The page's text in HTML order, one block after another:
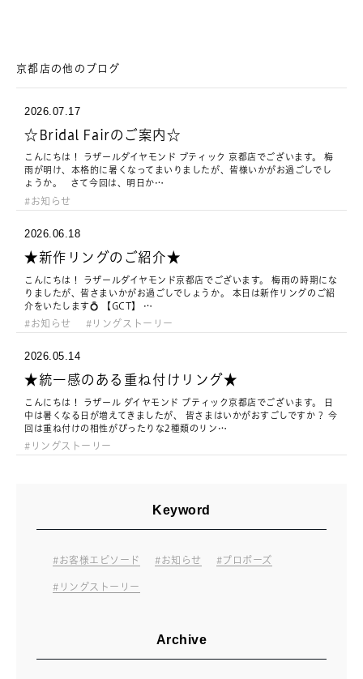
京都店の他のブログ
2026.07.17
☆Bridal Fairのご案内☆
こんにちは！ ラザールダイヤモンド ブティック 京都店でございます。 梅
雨が明け、本格的に暑くなってまいりましたが、皆様いかがお過ごしでし
ょうか。 さて今回は、明日か…
お知らせ
2026.06.18
★新作リングのご紹介★
こんにちは！ ラザールダイヤモンド京都店でございます。 梅雨の時期にな
りましたが、皆さまいかがお過ごしでしょうか。 本日は新作リングのご紹
介をいたします💍 【GCT】 …
お知らせ リングストーリー
2026.05.14
★統一感のある重ね付けリング★
こんにちは！ ラザール ダイヤモンド ブティック京都店でございます。 日
中は暑くなる日が増えてきましたが、 皆さまはいかがおすごしですか？ 今
回は重ね付けの相性がぴったりな2種類のリン…
リングストーリー
Keyword
お客様エピソード お知らせ プロポーズ
リングストーリー
Archive